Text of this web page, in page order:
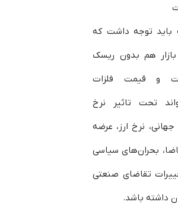
باید توجه داشت که
هم بدون ریسک
و قیمت فلزات
تحت تاثیر نرخ
جهانی، نرخ ارز، عرضه
بحران‌های سیاسی
تقاضای صنعتی
داشته باشد.